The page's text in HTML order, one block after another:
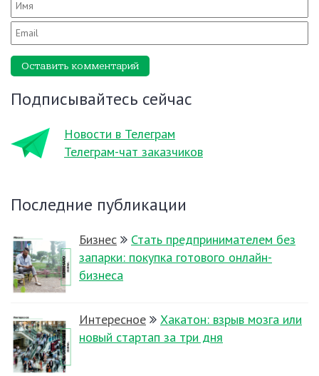
Оставить комментарий
Подписывайтесь сейчас
Новости в Телеграм
Телеграм-чат заказчиков
Последние публикации
Бизнес
Стать предпринимателем без
запарки: покупка готового онлайн-
бизнеса
Интересное
Хакатон: взрыв мозга или
новый стартап за три дня